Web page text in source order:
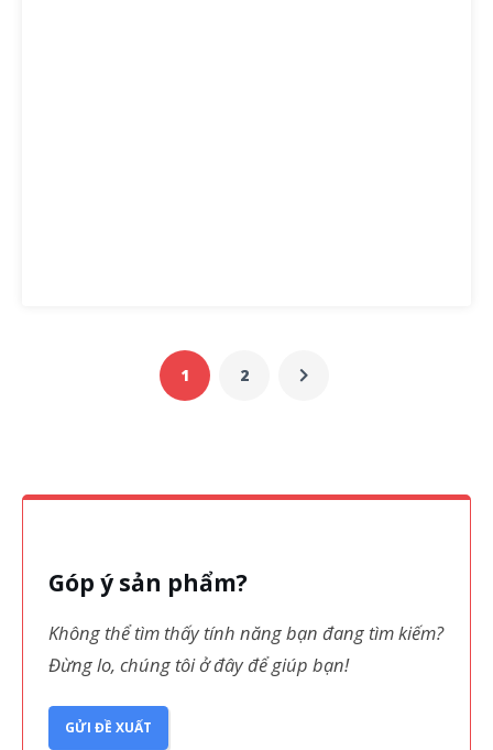
1 2
Góp ý sản phẩm?
Không thể tìm thấy tính năng bạn đang tìm kiếm?
Đừng lo, chúng tôi ở đây để giúp bạn!
GỬI ĐỀ XUẤT